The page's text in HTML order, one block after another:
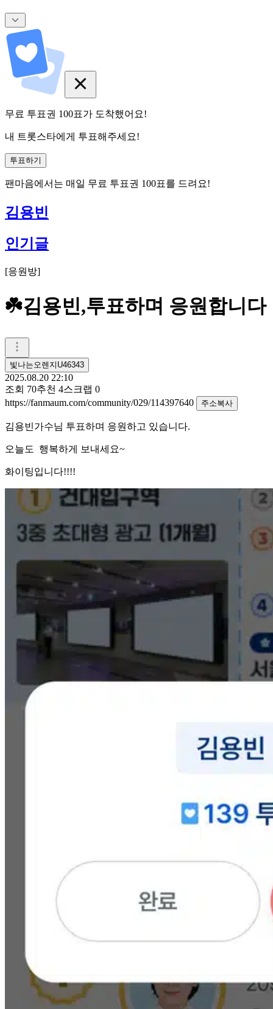
무료 투표권 100표가 도착했어요!
내 트롯스타에게 투표해주세요!
투표하기
팬마음에서는 매일 무료 투표권 100표를 드려요!
김용빈
인기글
[응원방]
☘️김용빈,투표하며 응원합니다
빛나는오렌지U46343
2025.08.20 22:10
조회 70추천 4스크랩 0
https://fanmaum.com/community/029/114397640
주소복사
김용빈가수님 투표하며 응원하고 있습니다.
오늘도 행복하게 보내세요~
화이팅입니다!!!!